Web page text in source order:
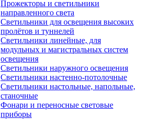
Прожекторы и светильники
направленного света
Светильники для освещения высоких
пролётов и туннелей
Светильники линейные, для
модульных и магистральных систем
освещения
Светильники наружного освещения
Светильники настенно-потолочные
Светильники настольные, напольные,
станочные
Фонари и переносные световые
приборы